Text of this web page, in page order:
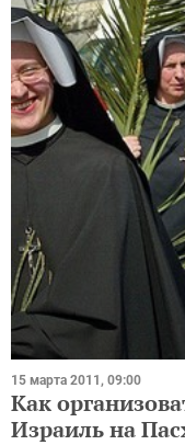
15 марта 2011, 09:00
Как
Израиль на